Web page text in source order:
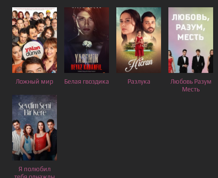
Ложный мир Белая гвоздика Разлука
Любовь Разум
Месть
Я полюбил